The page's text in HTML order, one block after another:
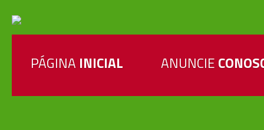
PÁGINA INICIAL ANUNCIE